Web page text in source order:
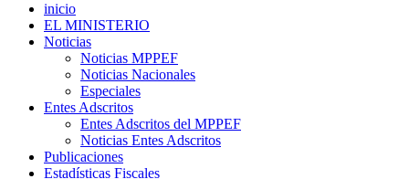
inicio
EL MINISTERIO
Noticias
Noticias MPPEF
Noticias Nacionales
Especiales
Entes Adscritos
Entes Adscritos del MPPEF
Noticias Entes Adscritos
Publicaciones
Estadísticas Fiscales